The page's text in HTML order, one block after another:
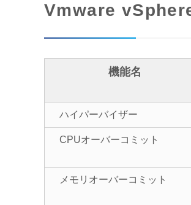
Vmware
機能名
ハイパーバイザー
CPUオーバーコミット
メモリオーバーコミット